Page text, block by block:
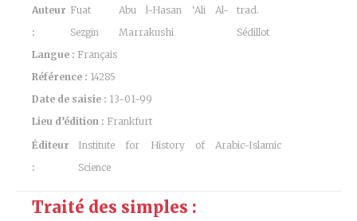
Auteur
:
Fuat
Sezgin
Abu l-Hasan ‘Ali Al-
Marrakushi
trad.
Sédillot
Langue : Français
Référence : 14285
Date de saisie : 13-01-99
Lieu d’édition : Frankfurt
Éditeur
:
Institute for History of Arabic-Islamic
Science
Traité des simples :